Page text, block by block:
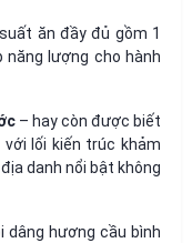
ăn đầy đủ gồm 1
năng lượng cho hành
– hay còn được biết
với lối kiến trúc khảm
danh nổi bật không
dâng hương cầu bình